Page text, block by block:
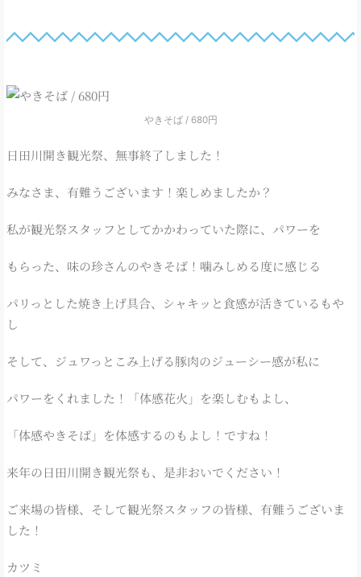
やきそば / 680円
日田川開き観光祭、無事終了しました！
みなさま、有難うございます！楽しめましたか？
私が観光祭スタッフとしてかかわっていた際に、パワーを
もらった、味の珍さんのやきそば！噛みしめる度に感じる
パリっとした焼き上げ具合、シャキッと食感が活きているもや
し
そして、ジュワっとこみ上げる豚肉のジューシー感が私に
パワーをくれました！「体感花火」を楽しむもよし、
「体感やきそば」を体感するのもよし！ですね！
来年の日田川開き観光祭も、是非おいでください！
ご来場の皆様、そして観光祭スタッフの皆様、有難うございま
した！
カツミ